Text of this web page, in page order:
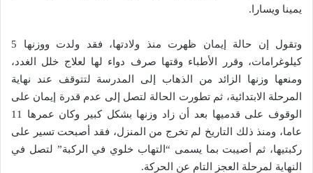
يمينا ويسارا.
وتقول إن حالة إيمان ظهرت منذ ولادتها، فقد ولدت ووزنها 5
كيلوغرامات، وقرر الأطباء وقتها صرف دواء لها لعلاج خلل الغدد،
ومنعها وزنها الزائد من الذهاب إلى المدرسة لتتوقف عند نهاية
المرحلة الابتدائية، ثم تطورت الحالة لتصل إلى عدم قدرة إيمان على
الوقوف على قدميها بعد أن زاد وزنها بشكل كبير وكان عمرها 11
عاما، ومنذ ذلك التاريخ لم تخرج من المنزل، فقد أصبحت تسير على
ركبتيها، ثم أصيبت بما يسمى “التهاب خلوي في الركبة” لتصل في
النهاية لمرحلة العجز التام عن الحركة.